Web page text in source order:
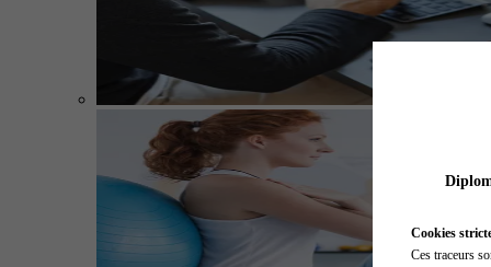
Cookies
Ces traceurs